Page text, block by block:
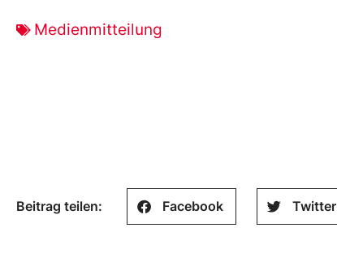
Medienmitteilung
Beitrag teilen: Facebook Twitter